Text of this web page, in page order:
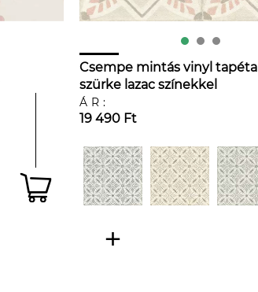
Csempe mintás vinyl tapéta
szürke lazac színekkel
ÁR:
19 490 Ft